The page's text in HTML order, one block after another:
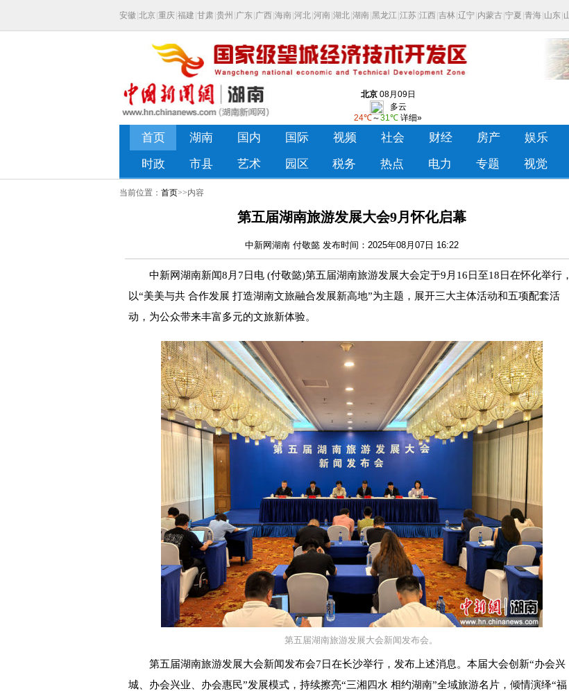
当前位置： 首页>>内容
第五届湖南旅游发展大会9月怀化启幕
中新网湖南 付敬懿 发布时间：2025年08月07日 16:22
中新网湖南新闻8月7日电 (付敬懿)第五届湖南旅游发展大会定于9月16日至18日在怀化举行，
以“美美与共 合作发展 打造湖南文旅融合发展新高地”为主题，展开三大主体活动和五项配套活
动，为公众带来丰富多元的文旅新体验。
第五届湖南旅游发展大会新闻发布会。
第五届湖南旅游发展大会新闻发布会7日在长沙举行，发布上述消息。本届大会创新“办会兴
城、办会兴业、办会惠民”发展模式，持续擦亮“三湘四水 相约湖南”全域旅游名片，倾情演绎“福